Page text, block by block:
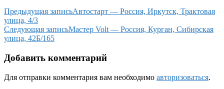
Предыдущая записьАвтостарт — Россия, Иркутск, Трактовая
улица, 4/3
Следующая записьМастер Volt — Россия, Курган, Сибирская
улица, 42Б/165
Добавить комментарий
Для отправки комментария вам необходимо авторизоваться.